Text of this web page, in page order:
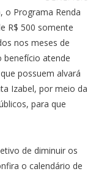
o Programa Renda
R$ 500 somente
nos meses de
benefício atende
possuem alvará
Izabel, por meio da
para que
de diminuir os
o calendário de